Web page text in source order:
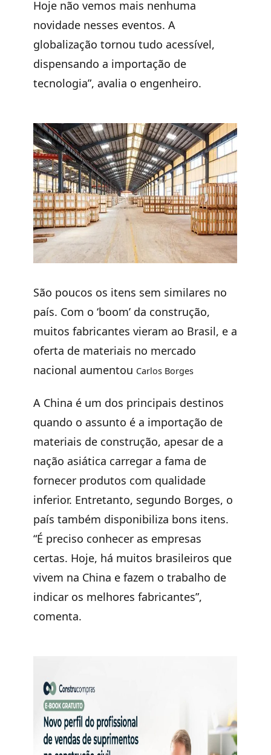
Hoje não vemos mais nenhuma
novidade nesses eventos. A
globalização tornou tudo acessível,
dispensando a importação de
tecnologia”, avalia o engenheiro.
São poucos os itens sem similares no
país. Com o ‘boom’ da construção,
muitos fabricantes vieram ao Brasil, e a
oferta de materiais no mercado
nacional aumentou Carlos Borges
A China é um dos principais destinos
quando o assunto é a importação de
materiais de construção, apesar de a
nação asiática carregar a fama de
fornecer produtos com qualidade
inferior. Entretanto, segundo Borges, o
país também disponibiliza bons itens.
“É preciso conhecer as empresas
certas. Hoje, há muitos brasileiros que
vivem na China e fazem o trabalho de
indicar os melhores fabricantes”,
comenta.